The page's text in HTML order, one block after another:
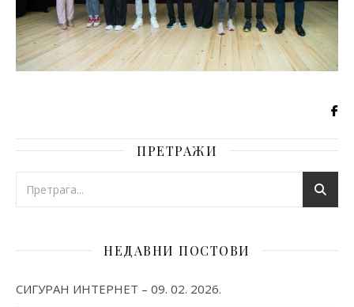
ПРЕТРАЖИ
НЕДАВНИ ПОСТОВИ
СИГУРАН ИНТЕРНЕТ – 09. 02. 2026.